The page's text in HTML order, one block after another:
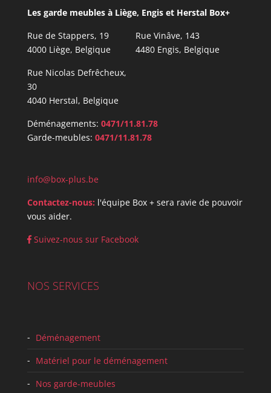
Les garde meubles à Liège, Engis et Herstal Box+
Rue de Stappers, 19
4000 Liège, Belgique
Rue Vinâve, 143
4480 Engis, Belgique
Rue Nicolas Defrêcheux,
30
4040 Herstal, Belgique
Déménagements: 0471/11.81.78
Garde-meubles: 0471/11.81.78
info@box-plus.be
Contactez-nous: l'équipe Box + sera ravie de pouvoir
vous aider.
Suivez-nous sur Facebook
NOS SERVICES
Déménagement
Matériel pour le déménagement
Nos garde-meubles